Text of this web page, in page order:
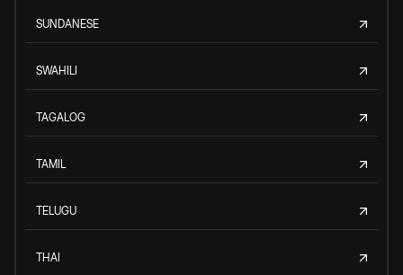
SUNDANESE
SWAHILI
TAGALOG
TAMIL
TELUGU
THAI